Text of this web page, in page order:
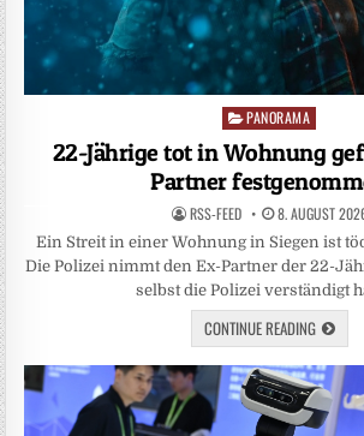
Posted
in
PANORAMA
22-Jährige tot in Wohnung
Partner
RSS-FEED 8. AUGUST
Ein Streit in einer Wohnung in Siegen ist
Die Polizei nimmt den Ex-Partner der 22-
selbst die Polizei verständigt
CONTINUE READING